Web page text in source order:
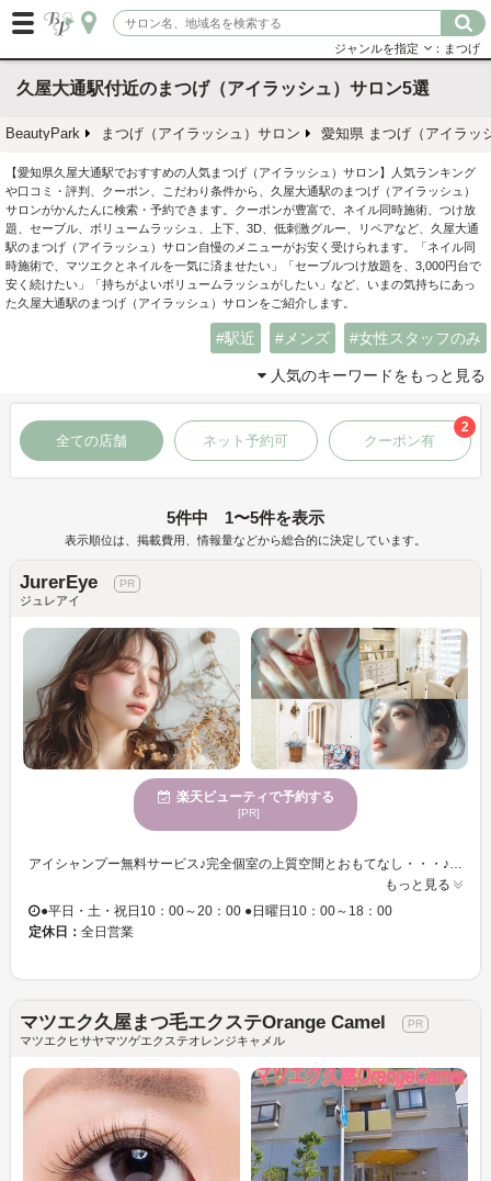
ジャンルを指定 ：まつげ
久屋大通駅付近のまつげ（アイラッシュ）サロン5選
BeautyPark まつげ（アイラッシュ）サロン 愛知県 まつげ（アイラッ
【愛知県久屋大通駅でおすすめの人気まつげ（アイラッシュ）サロン】人気ランキング
や口コミ・評判、クーポン、こだわり条件から、久屋大通駅のまつげ（アイラッシュ）
サロンがかんたんに検索・予約できます。クーポンが豊富で、ネイル同時施術、つけ放
題、セーブル、ボリュームラッシュ、上下、3D、低刺激グルー、リペアなど、久屋大通
駅のまつげ（アイラッシュ）サロン自慢のメニューがお安く受けられます。「ネイル同
時施術で、マツエクとネイルを一気に済ませたい」「セーブルつけ放題を、3,000円台で
安く続けたい」「持ちがよいボリュームラッシュがしたい」など、いまの気持ちにあっ
た久屋大通駅のまつげ（アイラッシュ）サロンをご紹介します。
駅近 メンズ 女性スタッフのみ
人気のキーワードをもっと見る
全ての店舗 ネット予約可 クーポン有
2
5件中 1〜5件を表示
表示順位は、掲載費用、情報量などから総合的に決定しています。
JurerEye
ジュレアイ
楽天ビューティで予約する
[PR]
アイシャンプー無料サービス♪完全個室の上質空間とおもてなし・・・♪ マツエク施術者にはアイシャンプー無料サービス♪目元悩みもしっかりカウンセリングし目元の状態にあった施術をするので、モチも良く仕上がりの美しさに感動!!駅近の路面店なので仕事帰りやお出かけの合間にもオススメ！ 【初めての方にオススメ】 20代～60代のお客様に人気♪カウンセリング重視で、眉毛のお悩みやご要望、ご相談を伺い、まつげの状態や性質に合った本数、長さ、カール、太さを丁寧にご提案♪メニュー変更、追加の場合は事前に内容、料金をお知らせし、一番お得なメニューや価格をご提供いたします♪ 【リペアメニュー充実のサロン】2週間以内☆最高級プラチナセーブル60本 2750円 美しい目元を保ちたい…いつでも来て頂けるリペアメニューを豊富にご用意◎上質空間で癒されながら施術♪ ちょっと付け足したい…オフはしないで付け足したいな…そんなご希望を叶えるために豊富にリペアメニューをご用意!!状態を見極めしっかりカウンセリングするのでモチが良く長くきれいな目元を楽しめます♪
もっと見る
●平日・土・祝日10：00～20：00 ●日曜日10：00～18：00
定休日： 全日営業
マツエク久屋まつ毛エクステOrange Camel
マツエクヒサヤマツゲエクステオレンジキャメル